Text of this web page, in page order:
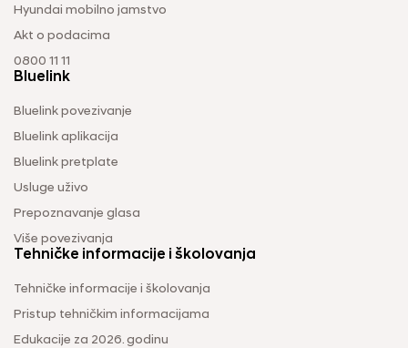
Hyundai mobilno jamstvo
Akt o podacima
0800 11 11
Bluelink
Bluelink povezivanje
Bluelink aplikacija
Bluelink pretplate
Usluge uživo
Prepoznavanje glasa
Više povezivanja
Tehničke informacije i školovanja
Tehničke informacije i školovanja
Pristup tehničkim informacijama
Edukacije za 2026. godinu